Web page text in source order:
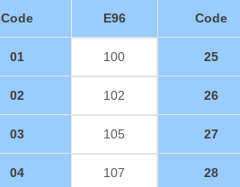
Code E96 Code
01 100 25
02 102 26
03 105 27
04 107 28